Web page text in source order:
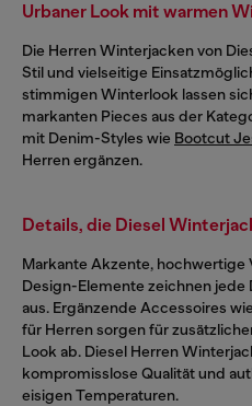
Urbaner Look mit warmen
Die Herren Winterjacken von
Stil und vielseitige
stimmigen Winterlook lassen
markanten Pieces aus der
mit Denim-Styles wie Bootcut
Herren ergänzen.
Details, die Diesel
Markante Akzente, hochwertige
Design-Elemente zeichnen
aus. Ergänzende Accessoires wie
für Herren sorgen für
Look ab. Diesel Herren
kompromisslose Qualität und
eisigen Temperaturen.